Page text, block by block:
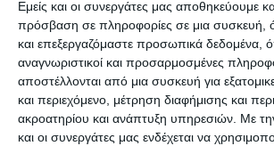
Εμείς και οι συνεργάτες μας αποθηκεύουμε
πρόσβαση σε πληροφορίες σε μια συσκευή,
και επεξεργαζόμαστε προσωπικά δεδομένα,
αναγνωριστικοί και προσαρμοσμένες
αποστέλλονται από μια συσκευή για
και περιεχόμενο, μέτρηση διαφήμισης και
ακροατηρίου και ανάπτυξη υπηρεσιών. Με
και οι συνεργάτες μας ενδέχεται να
12. Έμφαση στη λεπτομέρεια
13.Άρτιο περιεχόμενο
14.Χαμηλές τιμές κατασκευής
15.Προώθηση ιστοσελίδας
16.Υποστήριξη πολλών γλωσσών
17.Γρήγορηφόρτωση site
18.Call to actions (CTA)